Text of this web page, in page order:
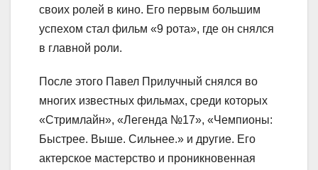
своих ролей в кино. Его первым большим
успехом стал фильм «9 рота», где он снялся
в главной роли.
После этого Павел Прилучный снялся во
многих известных фильмах, среди которых
«Стримлайн», «Легенда №17», «Чемпионы:
Быстрее. Выше. Сильнее.» и другие. Его
актерское мастерство и проникновенная